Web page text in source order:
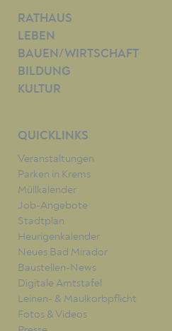
RATHAUS
LEBEN
BAUEN/WIRTSCHAFT
BILDUNG
KULTUR
QUICKLINKS
Veranstaltungen
Parken in Krems
Müllkalender
Job-Angebote
Stadtplan
Heurigenkalender
Neues Bad Mirador
Baustellen-News
Digitale Amtstafel
Leinen- & Maulkorbpflicht
Fotos & Videos